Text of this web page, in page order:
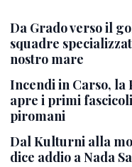
Da Grado verso il
squadre
nostro mare
Incendi in Carso, la
apre i primi
piromani
Dal Kulturni alla
dice addio a Nada